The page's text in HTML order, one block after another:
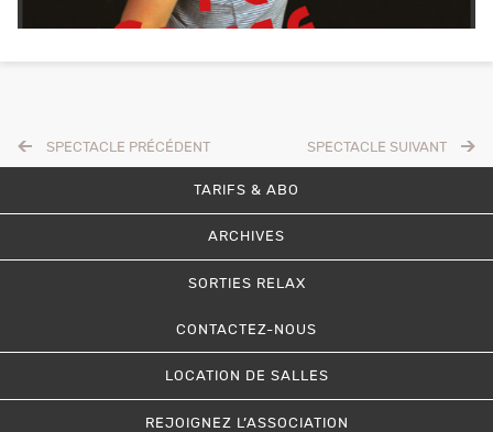
SPECTACLE SUIVANT
SPECTACLE PRÉCÉDENT
TARIFS & ABO
ARCHIVES
SORTIES RELAX
CONTACTEZ-NOUS
LOCATION DE SALLES
REJOIGNEZ L’ASSOCIATION